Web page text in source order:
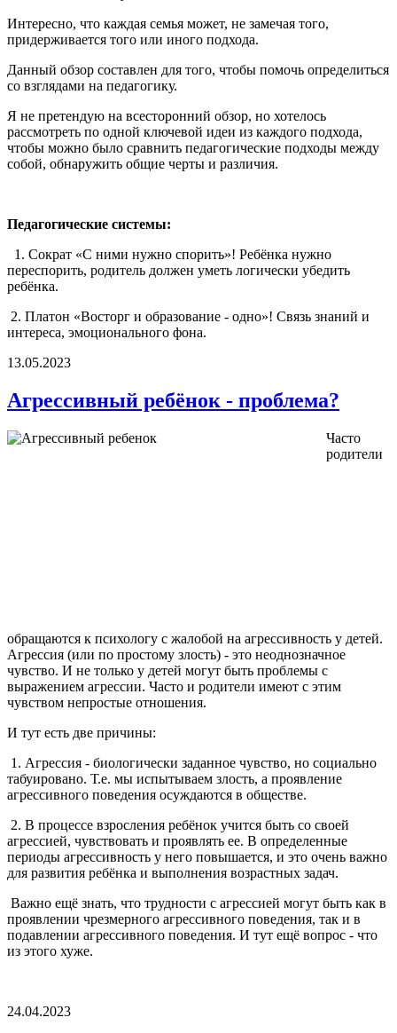
Интересно, что каждая семья может, не замечая того,
придерживается того или иного подхода.
Данный обзор составлен для того, чтобы помочь определиться
со взглядами на педагогику.
Я не претендую на всесторонний обзор, но хотелось
рассмотреть по одной ключевой идеи из каждого подхода,
чтобы можно было сравнить педагогические подходы между
собой, обнаружить общие черты и различия.
Педагогические системы:
1. Сократ «С ними нужно спорить»! Ребёнка нужно
переспорить, родитель должен уметь логически убедить
ребёнка.
2. Платон «Восторг и образование - одно»! Связь знаний и
интереса, эмоционального фона.
13.05.2023
Агрессивный ребёнок - проблема?
Часто
родители
обращаются к психологу с жалобой на агрессивность у детей.
Агрессия (или по простому злость) - это неоднозначное
чувство. И не только у детей могут быть проблемы с
выражением агрессии. Часто и родители имеют с этим
чувством непростые отношения.
И тут есть две причины:
1. Агрессия - биологически заданное чувство, но социально
табуировано. Т.е. мы испытываем злость, а проявление
агрессивного поведения осуждаются в обществе.
2. В процессе взросления ребёнок учится быть со своей
агрессией, чувствовать и проявлять ее. В определенные
периоды агрессивность у него повышается, и это очень важно
для развития ребёнка и выполнения возрастных задач.
Важно ещё знать, что трудности с агрессией могут быть как в
проявлении чрезмерного агрессивного поведения, так и в
подавлении агрессивного поведения. И тут ещё вопрос - что
из этого хуже.
24.04.2023